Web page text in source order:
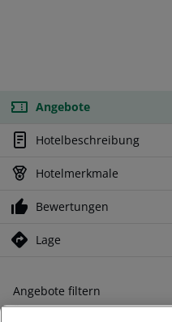
Angebote
Hotelbeschreibung
Hotelmerkmale
Bewertungen
Lage
Angebote filtern
Ändern Sie Ihre Kriterien